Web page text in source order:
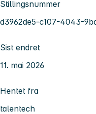
Stillingsnummer
d3962de5-c107-4043-
Sist endret
11. mai 2026
Hentet fra
talentech